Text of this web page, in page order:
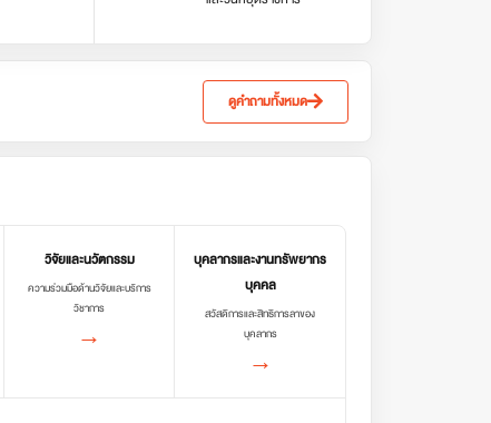
ดูคำถามทั้งหมด
วิจัยและนวัตกรรม
ความร่วมมือด้านวิจัยและบริการ
วิชาการ
→
บุคลากรและงานทรัพยากร
บุคคล
สวัสดิการและสิทธิการลาของ
บุคลากร
→